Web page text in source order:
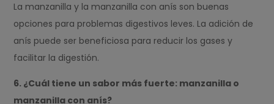
La manzanilla y la manzanilla con anís son buenas
opciones para problemas digestivos leves. La adición de
anís puede ser beneficiosa para reducir los gases y
facilitar la digestión.
6. ¿Cuál tiene un sabor más fuerte: manzanilla o
manzanilla con anís?